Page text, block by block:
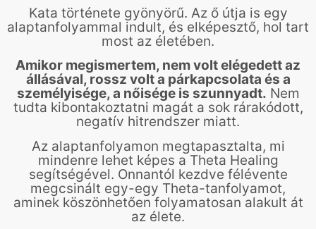
Kata története gyönyörű. Az ő útja is egy
alaptanfolyammal indult, és elképesztő, hol tart
most az életében.
Amikor megismertem, nem volt elégedett az
állásával, rossz volt a párkapcsolata és a
személyisége, a nőisége is szunnyadt. Nem
tudta kibontakoztatni magát a sok rárakódott,
negatív hitrendszer miatt.
Az alaptanfolyamon megtapasztalta, mi
mindenre lehet képes a Theta Healing
segítségével. Onnantól kezdve félévente
megcsinált egy-egy Theta-tanfolyamot,
aminek köszönhetően folyamatosan alakult át
az élete.